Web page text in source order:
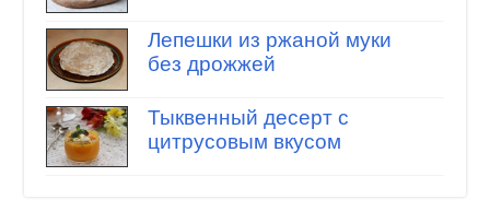
Лепешки из ржаной муки
без дрожжей
Тыквенный десерт с
цитрусовым вкусом